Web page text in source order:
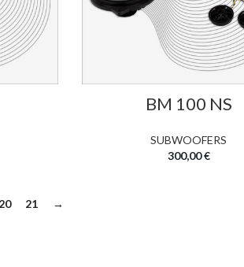
BM 100 NS
SUBWOOFERS
300,00€
20 21 →